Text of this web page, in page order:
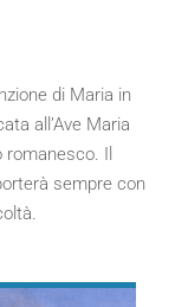
di Maria in
all’Ave Maria
romanesco. Il
sempre con